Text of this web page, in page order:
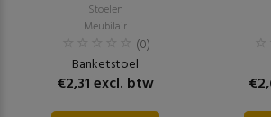
Stoelen
Meubilair
(0)
Banketstoel
€2,31 excl. btw